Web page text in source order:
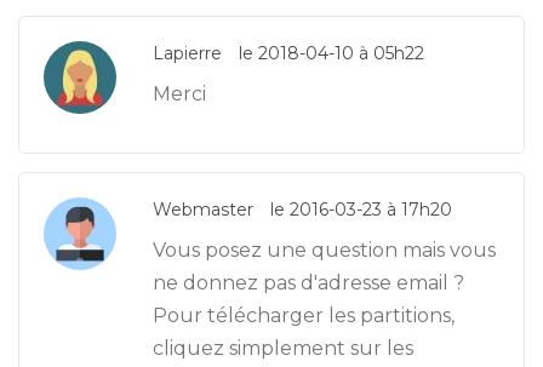
Lapierre le 2018-04-10 à 05h22
Merci
Webmaster le 2016-03-23 à 17h20
Vous posez une question mais vous
ne donnez pas d'adresse email ?
Pour télécharger les partitions,
cliquez simplement sur les